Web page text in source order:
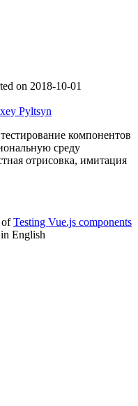
on 2018-10-01
Pyltsyn
компонентов
среду
отрисовка, имитация
ofTesting Vue.js components
English